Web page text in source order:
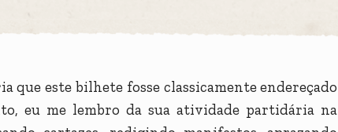
que este bilhete fosse classicamente endereçado
eu me lembro da sua atividade partidária na